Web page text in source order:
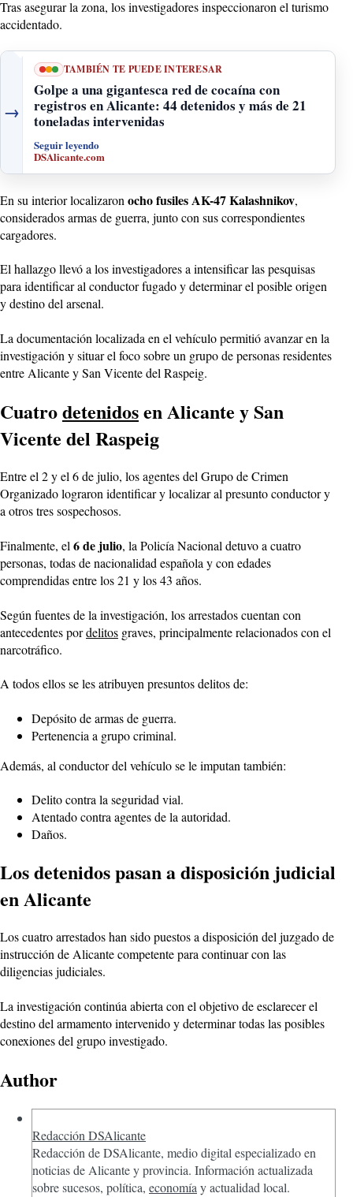
Tras asegurar la zona, los investigadores inspeccionaron el turismo
accidentado.
→
TAMBIÉN TE PUEDE INTERESAR
Golpe a una gigantesca red de cocaína con
registros en Alicante: 44 detenidos y más de 21
toneladas intervenidas
Seguir leyendo
DSAlicante.com
En su interior localizaron ocho fusiles AK-47 Kalashnikov,
considerados armas de guerra, junto con sus correspondientes
cargadores.
El hallazgo llevó a los investigadores a intensificar las pesquisas
para identificar al conductor fugado y determinar el posible origen
y destino del arsenal.
La documentación localizada en el vehículo permitió avanzar en la
investigación y situar el foco sobre un grupo de personas residentes
entre Alicante y San Vicente del Raspeig.
Cuatrodetenidosen Alicante y San
Vicente del Raspeig
Entre el 2 y el 6 de julio, los agentes del Grupo de Crimen
Organizado lograron identificar y localizar al presunto conductor y
a otros tres sospechosos.
Finalmente, el 6 de julio, la Policía Nacional detuvo a cuatro
personas, todas de nacionalidad española y con edades
comprendidas entre los 21 y los 43 años.
Según fuentes de la investigación, los arrestados cuentan con
antecedentes pordelitos graves, principalmente relacionados con el
narcotráfico.
A todos ellos se les atribuyen presuntos delitos de:
Depósito de armas de guerra.
Pertenencia a grupo criminal.
Además, al conductor del vehículo se le imputan también:
Delito contra la seguridad vial.
Atentado contra agentes de la autoridad.
Daños.
Los detenidos pasan a disposición judicial
en Alicante
Los cuatro arrestados han sido puestos a disposición del juzgado de
instrucción de Alicante competente para continuar con las
diligencias judiciales.
La investigación continúa abierta con el objetivo de esclarecer el
destino del armamento intervenido y determinar todas las posibles
conexiones del grupo investigado.
Author
Redacción DSAlicante
Redacción de DSAlicante, medio digital especializado en
noticias de Alicante y provincia. Información actualizada
sobre sucesos, política, economíay actualidad local.